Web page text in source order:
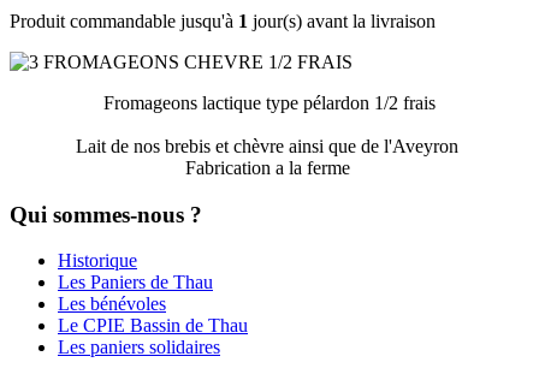
Produit commandable jusqu'à 1 jour(s) avant la livraison
Fromageons lactique type pélardon 1/2 frais
Lait de nos brebis et chèvre ainsi que de l'Aveyron
Fabrication a la ferme
Qui sommes-nous ?
Historique
Les Paniers de Thau
Les bénévoles
Le CPIE Bassin de Thau
Les paniers solidaires